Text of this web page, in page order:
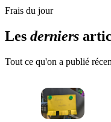
Frais du jour
Les derniers
Tout ce qu'on a publié